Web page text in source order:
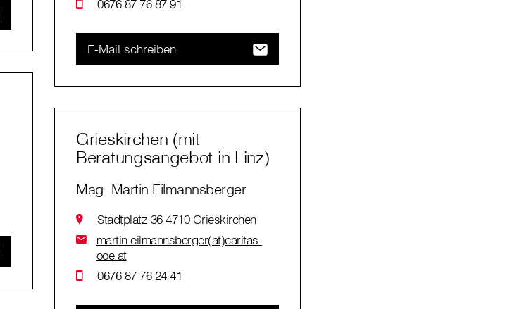
0676 87 76 87 91
E-Mail schreiben
Grieskirchen (mit
Beratungsangebot in Linz)
Mag. Martin Eilmannsberger
Stadtplatz 36 4710 Grieskirchen
martin.eilmannsberger(at)caritas-
ooe.at
0676 87 76 24 41